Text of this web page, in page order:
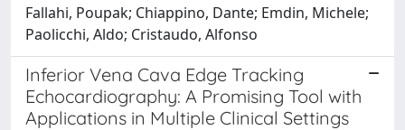
Fallahi, Poupak; Chiappino, Dante; Emdin, Michele;
Paolicchi, Aldo; Cristaudo, Alfonso
Inferior Vena Cava Edge Tracking
Echocardiography: A Promising Tool with
Applications in Multiple Clinical Settings